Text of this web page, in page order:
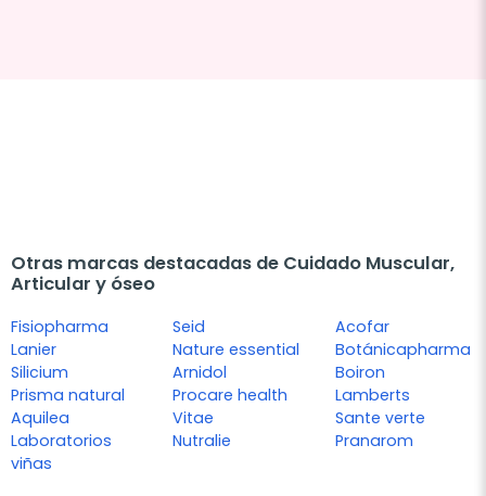
Otras marcas destacadas de Cuidado Muscular,
Articular y óseo
Fisiopharma
Lanier
Silicium
Prisma natural
Aquilea
Laboratorios
viñas
Seid
Nature essential
Arnidol
Procare health
Vitae
Nutralie
Acofar
Botánicapharma
Boiron
Lamberts
Sante verte
Pranarom